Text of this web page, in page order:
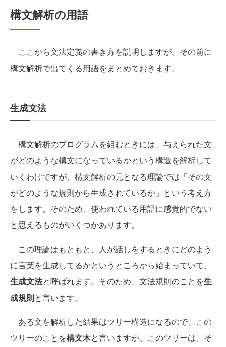
構文解析の用語
ここから文法定義の書き方を説明しますが、その前に
構文解析で出てくる用語をまとめておきます。
生成文法
構文解析のプログラムを組むときには、与えられた文
がどのような構文になっているかという構造を解析して
いくわけですが、構文解析の元となる理論では「その文
がどのような規則から生成されているか」という考え方
をします。そのため、使われている用語に感覚的でない
と思えるものがいくつかあります。
この理論はもともと、人が話しをするときにどのよう
に言葉を生成してるかというところから始まっていて、
生成文法と呼ばれます。そのため、文法規則のことを生
成規則と言います。
ある文を解析した結果はツリー構造になるので、この
ツリーのことを構文木と言いますが、このツリーは、そ